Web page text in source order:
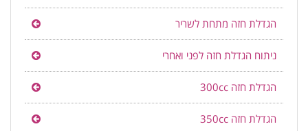
הגדלת חזה מתחת לשריר
ניתוח הגדלת חזה לפני ואחרי
הגדלת חזה 300cc
הגדלת חזה 350cc